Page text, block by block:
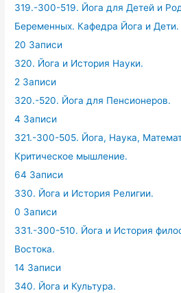
319.-300-519. Йога для Детей и
Беременных. Кафедра Йога и Дети.
20 Записи
320. Йога и История Науки.
2 Записи
320.-520. Йога для Пенсионеров.
4 Записи
321.-300-505. Йога, Наука,
Критическое мышление.
64 Записи
330. Йога и История Религии.
0 Записи
331.-300-510. Йога и История
Востока.
14 Записи
340. Йога и Культура.